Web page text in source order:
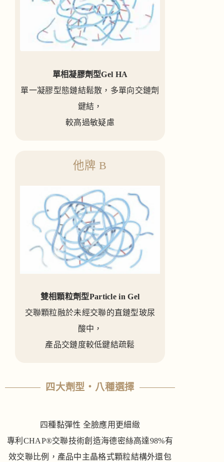
單相凝膠劑型Gel HA
單一凝膠型態鏈結鬆散，多單向交鏈劑
鍵結，
較高過敏疑慮
他牌 B
雙相顆粒劑型Particle in Gel
交聯顆粒融於未經交聯的直鏈型玻尿
酸中，
產品交鏈度較低鍵結疏鬆
四大劑型‧八種選擇
四種黏彈性 全臉應用更細緻
專利CHAP®交聯技術創造海德密絲高達98%有
效交聯比例，產品中主晶格式顆粒結構外還包